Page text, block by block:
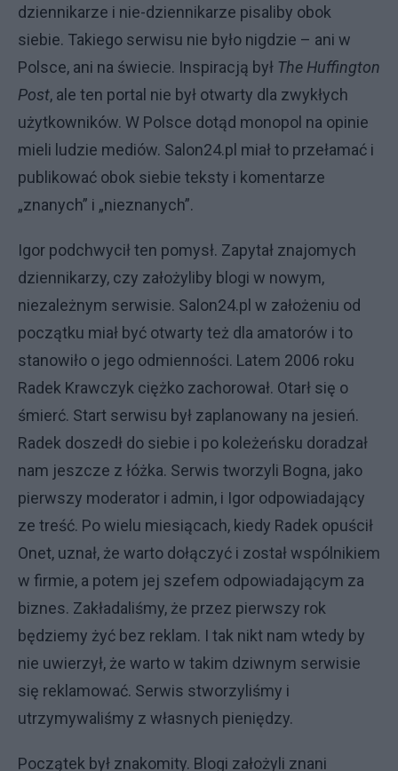
dziennikarze i nie-dziennikarze pisaliby obok
siebie. Takiego serwisu nie było nigdzie – ani w
Polsce, ani na świecie. Inspiracją był The Huffington
Post, ale ten portal nie był otwarty dla zwykłych
użytkowników. W Polsce dotąd monopol na opinie
mieli ludzie mediów. Salon24.pl miał to przełamać i
publikować obok siebie teksty i komentarze
„znanych” i „nieznanych”.
Igor podchwycił ten pomysł. Zapytał znajomych
dziennikarzy, czy założyliby blogi w nowym,
niezależnym serwisie. Salon24.pl w założeniu od
początku miał być otwarty też dla amatorów i to
stanowiło o jego odmienności. Latem 2006 roku
Radek Krawczyk ciężko zachorował. Otarł się o
śmierć. Start serwisu był zaplanowany na jesień.
Radek doszedł do siebie i po koleżeńsku doradzał
nam jeszcze z łóżka. Serwis tworzyli Bogna, jako
pierwszy moderator i admin, i Igor odpowiadający
ze treść. Po wielu miesiącach, kiedy Radek opuścił
Onet, uznał, że warto dołączyć i został wspólnikiem
w firmie, a potem jej szefem odpowiadającym za
biznes. Zakładaliśmy, że przez pierwszy rok
będziemy żyć bez reklam. I tak nikt nam wtedy by
nie uwierzył, że warto w takim dziwnym serwisie
się reklamować. Serwis stworzyliśmy i
utrzymywaliśmy z własnych pieniędzy.
Początek był znakomity. Blogi założyli znani